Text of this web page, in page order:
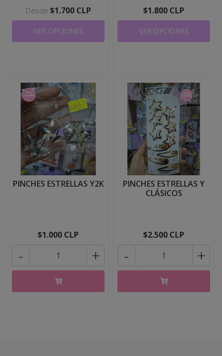
Desde $1.700 CLP
VER OPCIONES
$1.800 CLP
VER OPCIONES
PINCHES ESTRELLAS Y2K
$1.000 CLP
+
-
PINCHES ESTRELLAS Y
CLÁSICOS
$2.500 CLP
+
-